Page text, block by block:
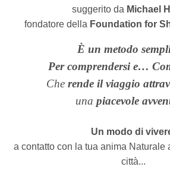
suggerito da Michael
fondatore della Foundation for
È un metodo
Per comprendersi e…
Che rende il viaggio
una piacevole
Un modo di
a contatto con la tua anima Naturale
città...